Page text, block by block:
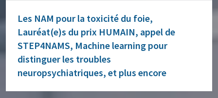
Les NAM pour la toxicité du foie,
Lauréat(e)s du prix HUMAIN, appel de
STEP4NAMS, Machine learning pour
distinguer les troubles
neuropsychiatriques, et plus encore